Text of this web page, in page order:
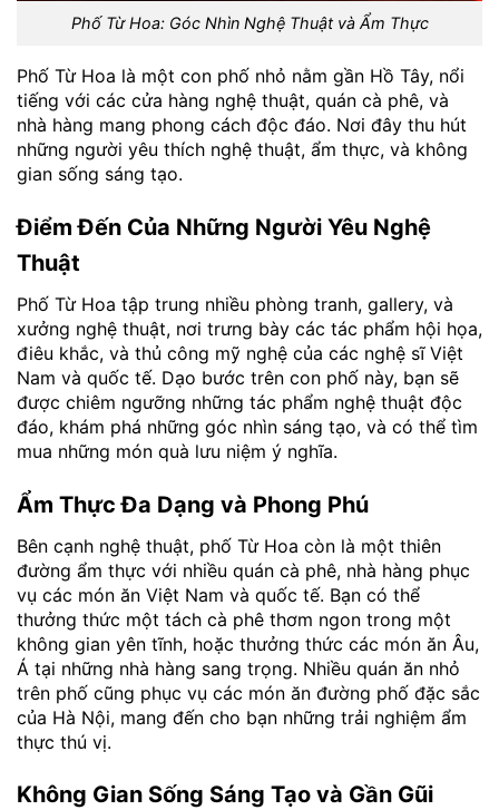
Phố Từ Hoa: Góc Nhìn Nghệ Thuật và Ẩm Thực
Phố Từ Hoa là một con phố nhỏ nằm gần Hồ Tây, nổi
tiếng với các cửa hàng nghệ thuật, quán cà phê, và
nhà hàng mang phong cách độc đáo. Nơi đây thu hút
những người yêu thích nghệ thuật, ẩm thực, và không
gian sống sáng tạo.
Điểm Đến Của Những Người Yêu Nghệ
Thuật
Phố Từ Hoa tập trung nhiều phòng tranh, gallery, và
xưởng nghệ thuật, nơi trưng bày các tác phẩm hội họa,
điêu khắc, và thủ công mỹ nghệ của các nghệ sĩ Việt
Nam và quốc tế. Dạo bước trên con phố này, bạn sẽ
được chiêm ngưỡng những tác phẩm nghệ thuật độc
đáo, khám phá những góc nhìn sáng tạo, và có thể tìm
mua những món quà lưu niệm ý nghĩa.
Ẩm Thực Đa Dạng và Phong Phú
Bên cạnh nghệ thuật, phố Từ Hoa còn là một thiên
đường ẩm thực với nhiều quán cà phê, nhà hàng phục
vụ các món ăn Việt Nam và quốc tế. Bạn có thể
thưởng thức một tách cà phê thơm ngon trong một
không gian yên tĩnh, hoặc thưởng thức các món ăn Âu,
Á tại những nhà hàng sang trọng. Nhiều quán ăn nhỏ
trên phố cũng phục vụ các món ăn đường phố đặc sắc
của Hà Nội, mang đến cho bạn những trải nghiệm ẩm
thực thú vị.
Không Gian Sống Sáng Tạo và Gần Gũi